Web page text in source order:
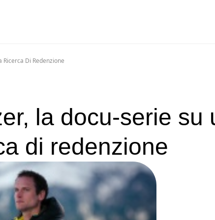
Ricerca Di Redenzione
la docu-serie su
di redenzione